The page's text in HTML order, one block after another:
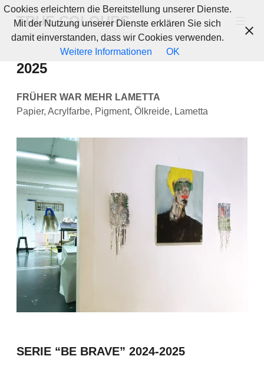
Zum
Inhalt
springen
TRUE COLOURS
Atelier von Birgit Herzberg-Jochum.
2025
FRÜHER WAR MEHR LAMETTA
Papier, Acrylfarbe, Pigment, Ölkreide, Lametta
SERIE “BE BRAVE” 2024-2025
Cookies erleichtern die Bereitstellung unserer Dienste.
Mit der Nutzung unserer Dienste erklären Sie sich
damit einverstanden, dass wir Cookies verwenden.
Weitere Informationen
OK